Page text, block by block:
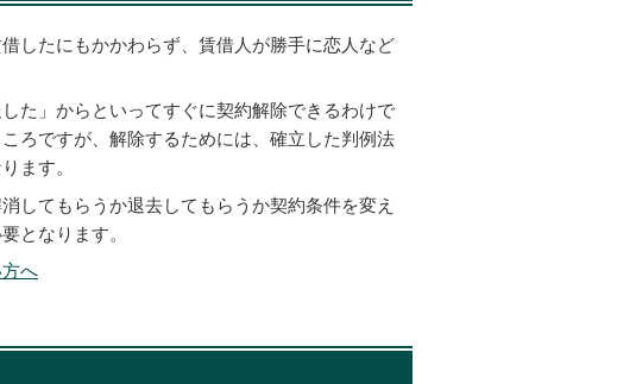
したにもかかわらず、賃借人が勝手に恋人など
た」からといってすぐに契約解除できるわけで
ろですが、解除するためには、確立した判例法
ます。
してもらうか退去してもらうか契約条件を変え
となります。
へ